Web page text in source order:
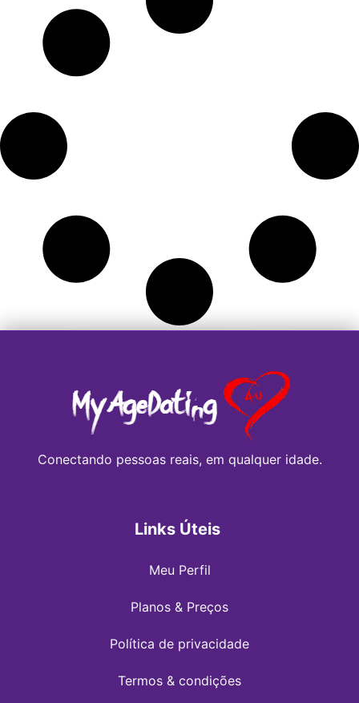
Conectando pessoas reais, em qualquer idade.
Links Úteis
Meu Perfil
Planos & Preços
Política de privacidade
Termos & condições